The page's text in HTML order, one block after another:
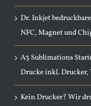
Dr. Inkjet
NFC, Magnet und
A3 Sublimations
Drucke inkl. Drucker,
Kein Drucker? Wir